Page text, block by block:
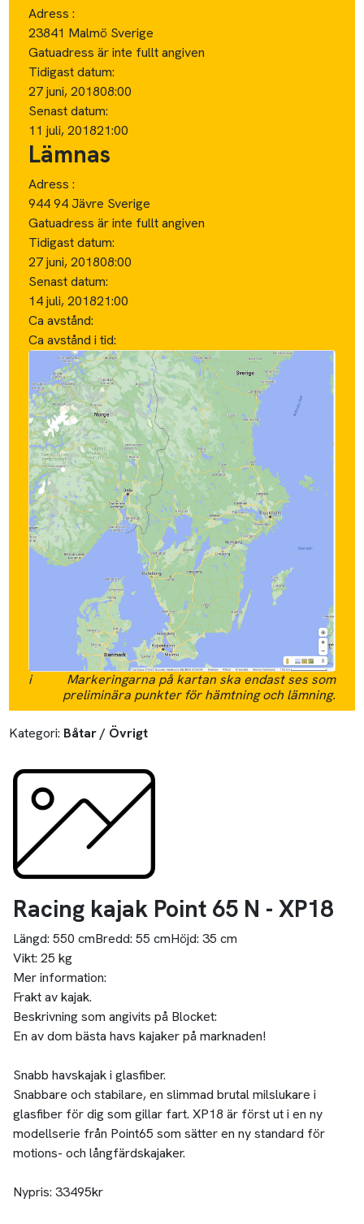
Adress :
23841 Malmö Sverige
Gatuadress är inte fullt angiven
Tidigast datum:
27 juni, 201808:00
Senast datum:
11 juli, 201821:00
Lämnas
Adress :
944 94 Jävre Sverige
Gatuadress är inte fullt angiven
Tidigast datum:
27 juni, 201808:00
Senast datum:
14 juli, 201821:00
Ca avstånd:
Ca avstånd i tid:
i
Markeringarna på kartan ska endast ses som
preliminära punkter för hämtning och lämning.
Kategori: Båtar / Övrigt
Racing kajak Point 65 N - XP18
Längd: 550 cmBredd: 55 cmHöjd: 35 cm
Vikt: 25 kg
Mer information:
Frakt av kajak.
Beskrivning som angivits på Blocket:
En av dom bästa havs kajaker på marknaden!
Snabb havskajak i glasfiber.
Snabbare och stabilare, en slimmad brutal milslukare i
glasfiber för dig som gillar fart. XP18 är först ut i en ny
modellserie från Point65 som sätter en ny standard för
motions- och långfärdskajaker.
Nypris: 33495kr